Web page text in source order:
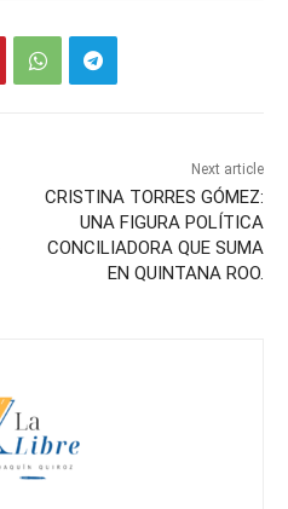
Next article
CRISTINA TORRES GÓMEZ:
UNA FIGURA POLÍTICA
CONCILIADORA QUE SUMA
EN QUINTANA ROO.